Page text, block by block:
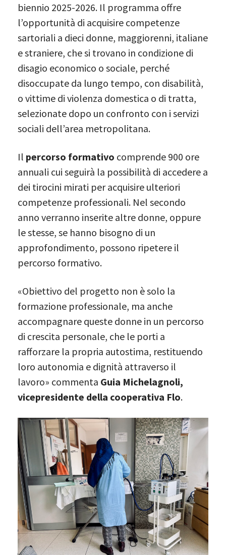
biennio 2025-2026. Il programma offre
l’opportunità di acquisire competenze
sartoriali a dieci donne, maggiorenni, italiane
e straniere, che si trovano in condizione di
disagio economico o sociale, perché
disoccupate da lungo tempo, con disabilità,
o vittime di violenza domestica o di tratta,
selezionate dopo un confronto con i servizi
sociali dell’area metropolitana.
Il percorso formativo comprende 900 ore
annuali cui seguirà la possibilità di accedere a
dei tirocini mirati per acquisire ulteriori
competenze professionali. Nel secondo
anno verranno inserite altre donne, oppure
le stesse, se hanno bisogno di un
approfondimento, possono ripetere il
percorso formativo.
«Obiettivo del progetto non è solo la
formazione professionale, ma anche
accompagnare queste donne in un percorso
di crescita personale, che le porti a
rafforzare la propria autostima, restituendo
loro autonomia e dignità attraverso il
lavoro» commenta Guia Michelagnoli,
vicepresidente della cooperativa Flo.